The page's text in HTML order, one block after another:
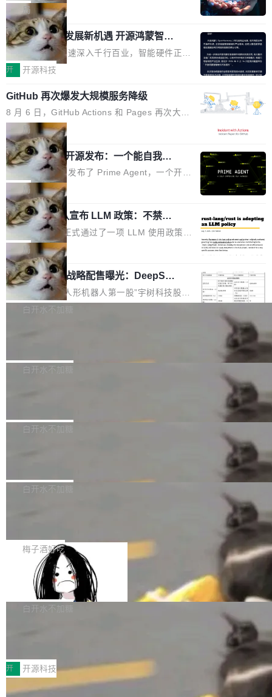
破的事实。 Jordan 随后补充了一句软化声明：
「我不认为这些会议上大部分论文都在过度宣传
或造假。问题是，作为读者，如果你筛选出那些
看起来最令人兴奋的论文，那它们大部分都是过
度宣传的。」 这才是真正的痛点。不是所有论文
都有问题，是最吸引眼球的那批论文最有问题。
他引用的帖子来自 Mathew Shen，一位 ICLR 2
026 的读者：「看了篇 ...
这句话不是来自某个技术博客，而是出自 Hieu
Pham 的一条推文。Hieu Pham 是谁？他是 xAI
的早期工程师之一，在 Grok 训练基础设施团队
工作过。近日他在 X 上发了一条帖子，列出了他
认为现代 AI 领域最重要的三个开源项目。 第一
个名字毫无悬念：Flash Attention 2。 Hieu 的
理由很具体。FA 系列不需要解释，但 FA2 是他
认为最重要的一个——复杂度恰到好处，刚好能
驱动你去学 CuTe，但还没被那些"邪恶的" Hopp
er++ 优化所淹没，足够容易修改和适配。 更关
键的是 FA2 的持久性...
局
共商智能硬件发展新机遇 开源鸿蒙智能
硬件开发者日杭州站即将举行
随着万物智联加速深入千行百业，智能硬件正从
单点设备迈向智能化、网联化、协同化发展。作
鸿蒙通过统一技术底座和分布式能力，为不同类
型智能设备的开发、连接与互联提供关键支撑，
也为产业链企业探索产品创新与商业增长打开新
的空间。 8月14日，开源鸿蒙智能硬件开发者日
（OHDD：OpenHarmony Hardware Develope
r Day）将在杭州启航。活动面向智能硬件产业
链企业和开发者，邀请行业专家与资深技术顾
问，围绕开源鸿蒙技术能力、设备适配、芯片适
配、功耗与稳定性调优、兼容性测评及统一互联
等内容展开系统讲解和实战交流，帮助企业进一
步了解开源鸿蒙在智能...
开 开源科技
GitHub 再次爆发大规模服务降级
8 月 6 日，GitHub Actions 和 Pages 再次大规
模服务降级，Actions 完全不可用超过 5 小时，
webhook 停发，连自托管 runner 也因调度层故
障无法工作。Pages、Copilot code review、C
opilot coding agent 全部受影响。从检测到完全
恢复，大约 12 小时。 这是 2026 年 8 月的第六
起事故，其中四起与 AI/Copilot 服务相关。 Git
Hub 员工 kdaigle 在 HN 讨论中贴出了一组数
据：2025 年全年 10 亿次 commit。现在，每周
2.75 亿次，全年预计 140 亿次。GitHub...
局
Prime Agent 开源发布：一个能自我改
进的编程 Agent，ARC-AGI 3 超越人类
专家基线
Prime Intellect 发布了 Prime Agent，一个开源
的编程 Agent Harness，核心设计围绕两个抽
象：Recursive Language Model（RLM）和 C
ontinual Harness。在 ARC-AGI 3 基准测试
上，Prime Agent + Opus 5 的组合达到了 95.
5% RHAE Best@1，超过了 ARC 报告的人类专
家基线 95.4%。 不是又一个 coding agent 包装
器 Prime Agent 的架构和市面上大多数 coding
agent 有本质区别。大多数 agent harness 的设
计是基于早期模型的能力—...
局
Rust 项目团队宣布 LLM 政策：不禁
止，但你要承认哪些代码不是你写的
Rust 语言项目正式通过了一项 LLM 使用政策，
覆盖 rust-lang/rust 单一仓库的代码贡献。这不
是项目级别的官方立场，目前由五个团队采纳，
但它可能是主流开源项目中关于 AI 辅助贡献最
细致的一份规则。 政策的核心只有一句话：LLM
可以用来分析、提炼、审阅、建议，但不能用来
不得生成涉及安全性的关键变更，除非作者本身
局
宇树科技 IPO 战略配售曝光：DeepSe
ek 获配 93.3 万股，锁定 36 个月
8月6日晚间，“人形机器人第一股”宇树科技股份
有限公司披露IPO发行价格及战略配售结果，杭
36个月。 公告显示，本次宇树科技战略配售对
员工参与设立的专项资产管理计划。其中，Dee
获配9...
白开水不加糖
Bug fixes and enhancements 修复多次传递同
一个回归问题，该问题导致拉取镜像时会拒绝包
题，该问题可能导致在旧版 Linux 内核...
白开水不加糖
e 孵化器项目管理委员会（IPMC）投票中获得
P）！这一里程碑不仅标志着 Fluss 迈入新的发
白开水不加糖
长期停止内容更新，未能实现其作为“AI版维基百
提交的编辑请求也长期处于待处理状态。 Groki
pedia 于去年底上线，定位为由人工智能生成内
容的百科平台，被马斯克视为传统众包百科网站
维基百科的替代方案。Lawfare 调查发现，无论
热门页面还是低关注度页面，均未出现近期更
白开水不加糖
是这样的：配 MessageSource 的 Bean、写 R
eloadableResourceBundleMessageSource、
声明 LocaleResolver、注册 LocaleChangeInt
erceptor…五六步之后才能看到第一行翻译文
本。 Solon 换了个方式。整个 i18n 模块围绕三
梅子酒好吃
Apache Doris 4.1 全面增强 Iceberg：
支持 UPDATE、MERGE INTO 与 Iceb
erg V3
Apache Doris 4.1 要补齐的，正是缺失的那一
半。在已有查询能力的基础上，Doris 进一步支
常维护操作，并完整支持 Iceberg V3 格式。
白开水不加糖
村国家自主创新示范区会议中心开幕。本届大会
由中关村智联软件服务业质量创新联盟主办，以
开 开源科技